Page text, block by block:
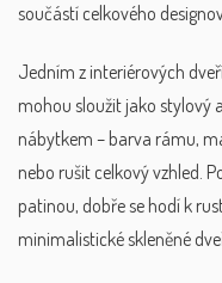
součástí celkového
Jedním z interiérových
mohou sloužit jako stylový
nábytkem – barva rámu,
nebo rušit celkový vzhled.
patinou, dobře se hodí k
minimalistické skleněné